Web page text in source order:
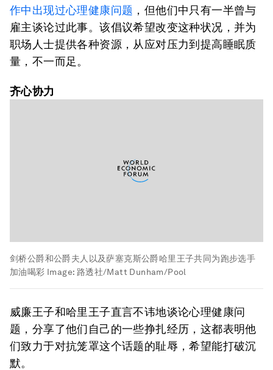
作中出现过心理健康问题 ，但他们中只有一半曾与
雇主谈论过此事。该倡议希望改变这种状况，并为
职场人士提供各种资源，从应对压力到提高睡眠质
量，不一而足。
齐心协力
剑桥公爵和公爵夫人以及萨塞克斯公爵哈里王子共同为跑步选手
加油喝彩 Image: 路透社/Matt Dunham/Pool
威廉王子和哈里王子直言不讳地谈论心理健康问
题，分享了他们自己的一些挣扎经历，这都表明他
们致力于对抗笼罩这个话题的耻辱，希望能打破沉
默。